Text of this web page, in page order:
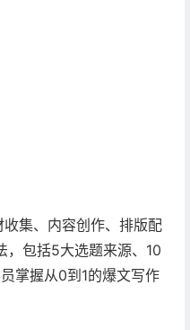
集、内容创作、排版配
，包括5大选题来源、10
掌握从0到1的爆文写作